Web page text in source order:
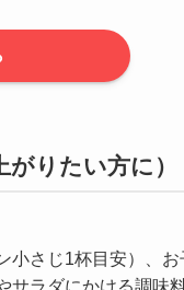
りたい方に）
小さじ1杯目安）、